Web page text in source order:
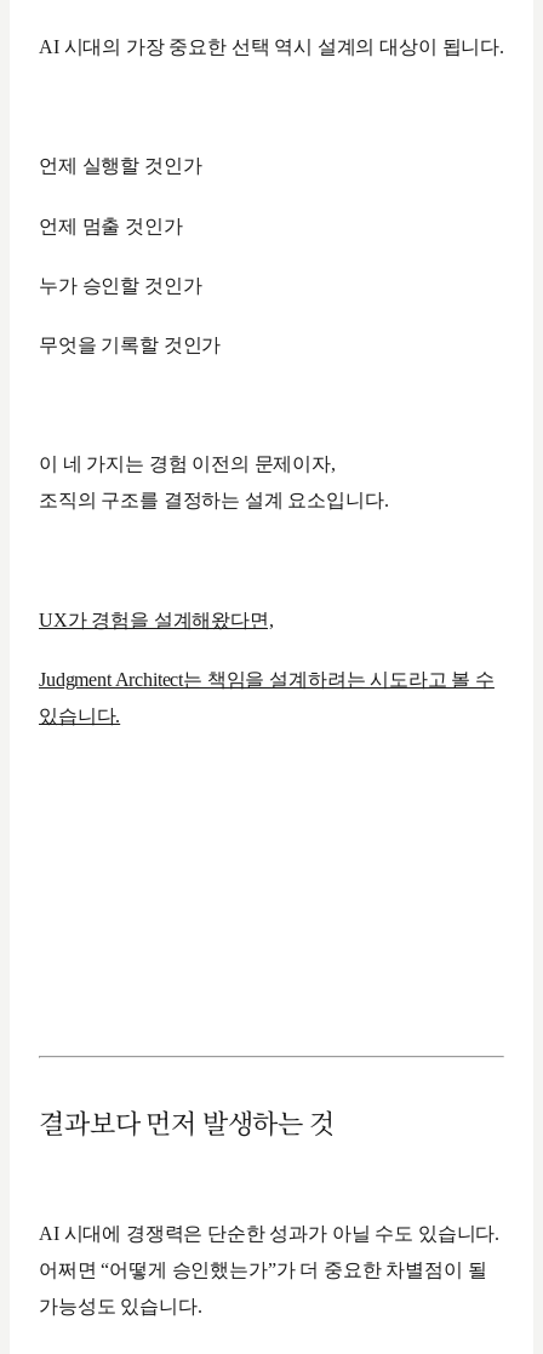
AI 시대의 가장 중요한 선택 역시 설계의 대상이 됩니다.
언제 실행할 것인가
언제 멈출 것인가
누가 승인할 것인가
무엇을 기록할 것인가
이 네 가지는 경험 이전의 문제이자,
조직의 구조를 결정하는 설계 요소입니다.
UX가 경험을 설계해왔다면,
Judgment Architect는 책임을 설계하려는 시도라고 볼 수
있습니다.
결과보다 먼저 발생하는 것
AI 시대에 경쟁력은 단순한 성과가 아닐 수도 있습니다.
어쩌면 “어떻게 승인했는가”가 더 중요한 차별점이 될
가능성도 있습니다.